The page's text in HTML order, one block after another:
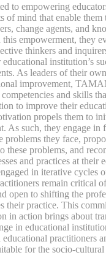
to empowering
of mind that enable them
change agents, and
empowerment, they
thinkers and
institution’s
As leaders of their
improvement,
and skills
to improve their
propels them to
As such, they engage in
problems they face,
these problems, and
and practices at their
in iterative cycles
remain critical
open to shifting the
their practice. This
in action brings about
in educational
practitioners
for the socio-